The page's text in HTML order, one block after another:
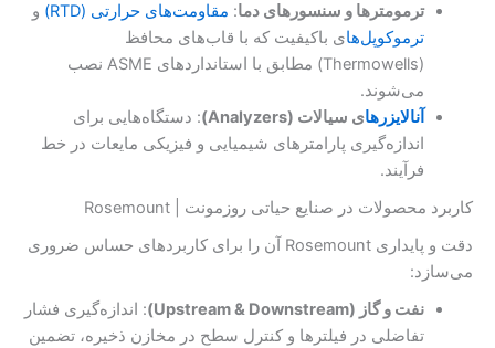
ترمومترها و سنسورهای دما: مقاومت‌های حرارتی (RTD)
و
ترموکوپل‌های باکیفیت که با قاب‌های محافظ
(Thermowells) مطابق با استانداردهای ASME نصب
می‌شوند.
آنالایزرهای سیالات (Analyzers)
: دستگاه‌هایی برای
اندازه‌گیری پارامترهای شیمیایی و فیزیکی مایعات در خط
فرآیند.
کاربرد محصولات در صنایع حیاتی روزمونت | Rosemount
دقت و پایداری Rosemount آن را برای کاربردهای حساس ضروری
می‌سازد:
نفت و گاز (Upstream & Downstream)
: اندازه‌گیری فشار
تفاضلی در فیلترها و کنترل سطح در مخازن ذخیره، تضمین